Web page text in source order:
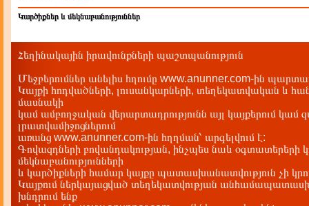
Կարծիքներ և մեկնաբանություններ
Հեղինակային իրավունքների պաշտպանություն
Մեջբերումներ անելիս հղումը www.anunner.com-ին
Կայքի հոդվածների, լուսանկարների, տեղեկատվական և
մասնակի
կամ ամբողջական վերարտադրությունն այլ կայքերում կամ
լրատվամիջոցներում
առանց www.anunner.com-ին հղղման՝ արգելվում է:
Գովազդների բովանդակության, ինչպես նաև օգտատերերի
մեկնաբանությունների
և կարծիքների համար կայքը պատասխանատվություն չի
Կայքում ներկայացված տեղեկատվության
խնդրում ենք